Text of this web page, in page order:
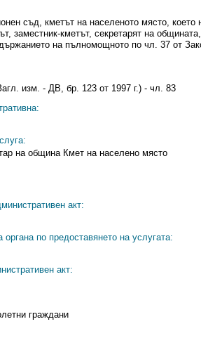
съд, кметът на населеното място, което
заместник-кметът, секретарят на
на пълномощното по чл. 37 от
изм. - ДВ, бр. 123 от 1997 г.) - чл. 83
на община Кмет на населено място
акт:
по предоставянето на услугата:
акт:
граждани